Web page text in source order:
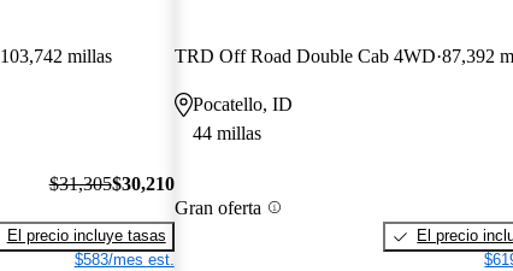
103,742 millas
$31,305$30,210
El precio incluye tasas
$583/mes est.
TRD Off Road Double Cab 4WD 87,392
Pocatello, ID
44 millas
Gran oferta
El precio